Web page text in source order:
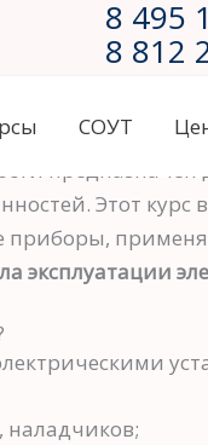
8 495
8 812
СОУТ
Этот
приборы,
эксплуатации
наладчиков;